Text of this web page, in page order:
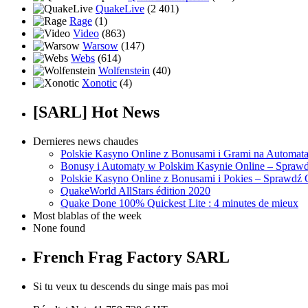
QuakeLive (2 401)
Rage (1)
Video (863)
Warsow (147)
Webs (614)
Wolfenstein (40)
Xonotic (4)
[SARL] Hot News
Dernieres news chaudes
Polskie Kasyno Online z Bonusami i Grami na
Bonusy i Automaty w Polskim Kasynie Online –
Polskie Kasyno Online z Bonusami i Pokies – Sprawdź
QuakeWorld AllStars édition 2020
Quake Done 100% Quickest Lite : 4 minutes de mieux
Most blablas of the week
None found
French Frag Factory SARL
Si tu veux tu descends du singe mais pas moi